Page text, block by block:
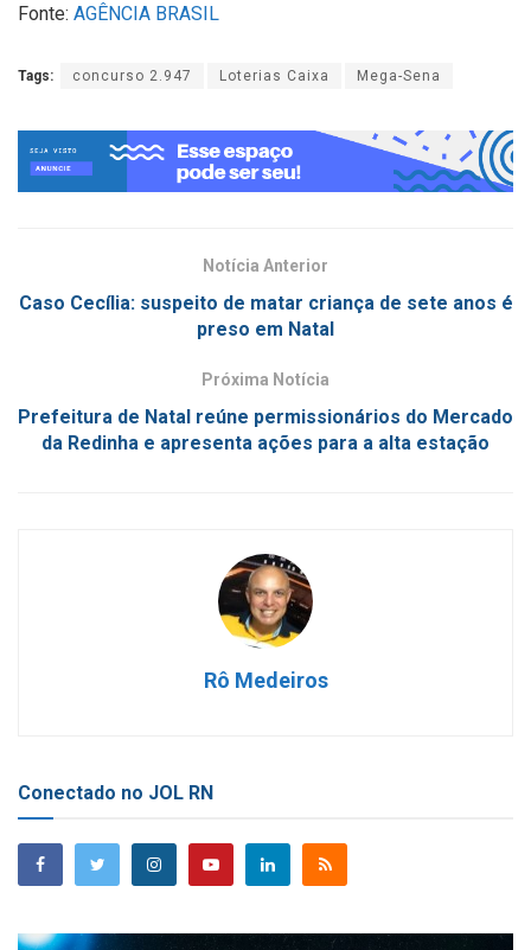
Fonte: AGÊNCIA BRASIL
Tags: concurso 2.947 Loterias Caixa Mega-Sena
Notícia Anterior
Caso Cecília: suspeito de matar criança de sete anos é
preso em Natal
Próxima Notícia
Prefeitura de Natal reúne permissionários do Mercado
da Redinha e apresenta ações para a alta estação
Rô Medeiros
Conectado no JOL RN